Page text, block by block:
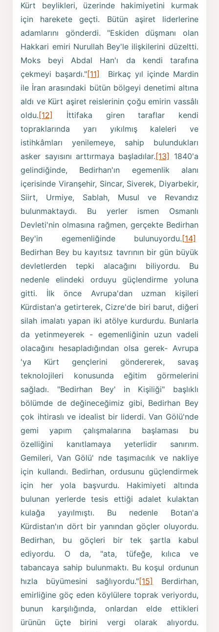
Kürt beylikleri, üzerinde hakimiyetini kurmak
için harekete geçti. Bütün aşiret liderlerine
adamlarını gönderdi. "Eskiden düşmanı olan
Hakkari emiri Nurullah Bey'le ilişkilerini düzeltti.
Moks beyi Abdal Han'ı da kendi tarafına
çekmeyi başardı."[11]
Birkaç yıl içinde Mardin
ile İran arasındaki bütün bölgeyi denetimi altına
aldı ve Kürt aşiret reislerinin çoğu emirin vassâlı
oldu. [12]
İttifaka giren taraflar kendi
topraklarında yarı yıkılmış kaleleri ve
istihkâmları yenilemeye, sahip bulundukları
asker sayısını arttırmaya başladılar. [13]
1840'a
gelindiğinde, Bedirhan'ın egemenlik alanı
içerisinde Viranşehir, Sincar, Siverek, Diyarbekir,
Siirt, Urmiye, Sablah, Musul ve Revandız
bulunmaktaydı. Bu yerler ismen Osmanlı
Devleti'nin olmasına rağmen, gerçekte Bedirhan
Bey'in egemenliğinde bulunuyordu. [14]
Bedirhan Bey bu kayıtsız tavrının bir gün büyük
devletlerden tepki alacağını biliyordu. Bu
nedenle elindeki orduyu güçlendirme yoluna
gitti. İlk önce Avrupa'dan uzman kişileri
Kürdistan'a getirterek, Cizre'de biri barut, diğeri
silah imalatı yapan iki atölye kurdurdu. Bunlarla
da yetinmeyerek - egemenliğinin uzun vadeli
olacağını hesapladığından olsa gerek- Avrupa
'ya Kürt gençlerini göndererek, savaş
teknolojileri konusunda eğitim görmelerini
sağladı. "Bedirhan Bey' in Kişiliği" başlıklı
bölümde de değineceğimiz gibi, Bedirhan Bey
çok ihtiraslı ve idealist bir liderdi. Van Gölü'nde
gemi yapım çalışmalarına başlaması bu
özelliğini kanıtlamaya yeterlidir sanırım.
Gemileri, Van Gölü' nde taşımacılık ve nakliye
için kullandı. Bedirhan, ordusunu güçlendirmek
için her yola başvurdu. Hakimiyeti altında
bulunan yerlerde tesis ettiği adalet kulaktan
kulağa yayılmıştı. Bu nedenle Botan'a
Kürdistan'ın dört bir yanından göçler oluyordu.
Bedirhan, bu göçleri bir tek şartla kabul
ediyordu. O da, "ata, tüfeğe, kılıca ve
tabancaya sahip bulunmaktı. Bu koşul ordunun
hızla büyümesini sağlıyordu."[15]
Berdirhan,
emirliğine göç eden köylülere toprak veriyordu,
bunun karşılığında, onlardan elde ettikleri
ürünün üçte birini vergi olarak alıyordu.